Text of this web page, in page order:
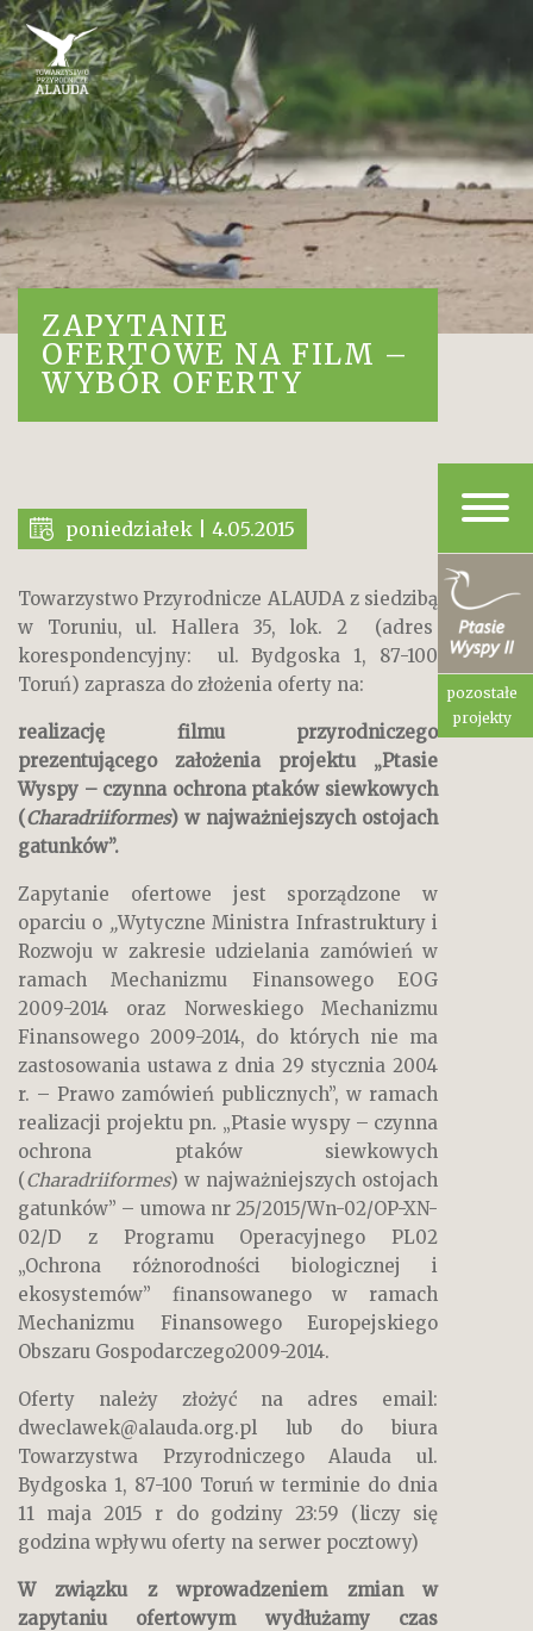
pozostałe
projekty
ZAPYTANIE
OFERTOWE NA FILM –
WYBÓR OFERTY
poniedziałek | 4.05.2015
Towarzystwo Przyrodnicze ALAUDA z siedzibą
w Toruniu, ul. Hallera 35, lok. 2 (adres
korespondencyjny: ul. Bydgoska 1, 87-100
Toruń) zaprasza do złożenia oferty na:
realizację filmu przyrodniczego
prezentującego założenia projektu „Ptasie
Wyspy – czynna ochrona ptaków siewkowych
(Charadriiformes) w najważniejszych ostojach
gatunków”.
Zapytanie ofertowe jest sporządzone w
oparciu o „Wytyczne Ministra Infrastruktury i
Rozwoju w zakresie udzielania zamówień w
ramach Mechanizmu Finansowego EOG
2009-2014 oraz Norweskiego Mechanizmu
Finansowego 2009-2014, do których nie ma
zastosowania ustawa z dnia 29 stycznia 2004
r. – Prawo zamówień publicznych”, w ramach
realizacji projektu pn. „Ptasie wyspy – czynna
ochrona ptaków siewkowych
(Charadriiformes) w najważniejszych ostojach
gatunków” – umowa nr 25/2015/Wn-02/OP-XN-
02/D z Programu Operacyjnego PL02
„Ochrona różnorodności biologicznej i
ekosystemów” finansowanego w ramach
Mechanizmu Finansowego Europejskiego
Obszaru Gospodarczego2009-2014.
Oferty należy złożyć na adres email:
dweclawek@alauda.org.pl lub do biura
Towarzystwa Przyrodniczego Alauda ul.
Bydgoska 1, 87-100 Toruń w terminie do dnia
11 maja 2015 r do godziny 23:59 (liczy się
godzina wpływu oferty na serwer pocztowy)
W związku z wprowadzeniem zmian w
zapytaniu ofertowym wydłużamy czas